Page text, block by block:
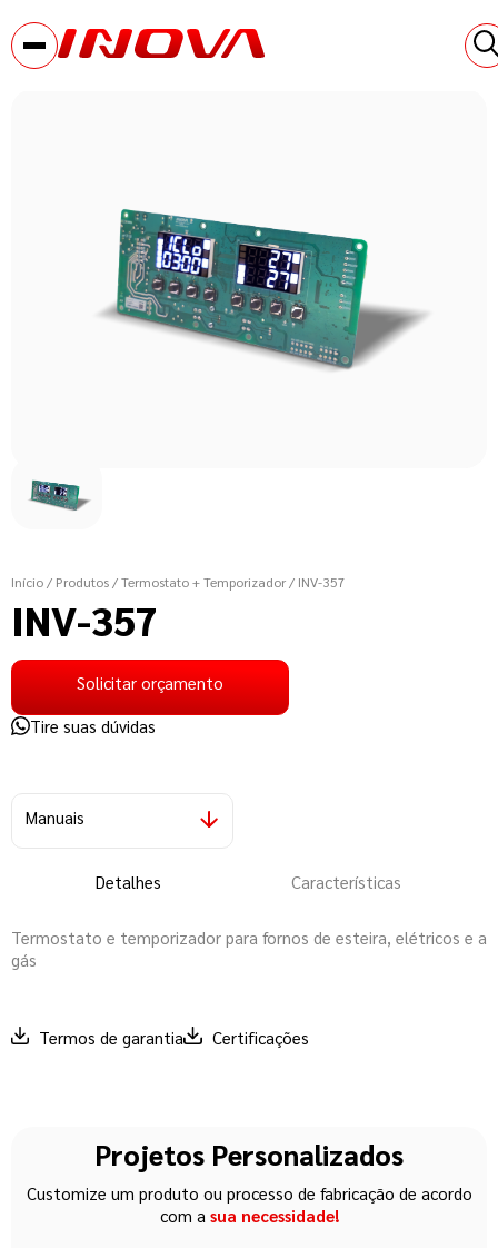
Início / Produtos / Termostato + Temporizador / INV-357
INV-357
Solicitar orçamento
Tire suas dúvidas
Detalhes Características
Manuais
Termostato e temporizador para fornos de esteira, elétricos e a
gás
Termos de garantia Certificações
Projetos Personalizados
Customize um produto ou processo de fabricação de acordo
com a sua necessidade!